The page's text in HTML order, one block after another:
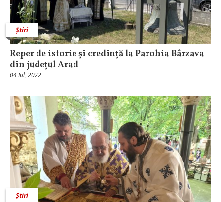
Știri
Reper de istorie și credință la Parohia Bârzava
din județul Arad
04 Iul, 2022
Știri